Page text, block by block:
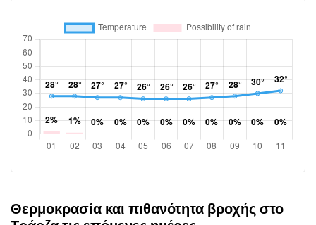
Θερμοκρασία και πιθανότητα βροχής στο